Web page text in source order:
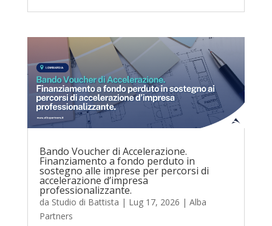
Bando Voucher di Accelerazione.
Finanziamento a fondo perduto in
sostegno alle imprese per percorsi di
accelerazione d’impresa
professionalizzante.
da Studio di Battista | Lug 17, 2026 | Alba
Partners